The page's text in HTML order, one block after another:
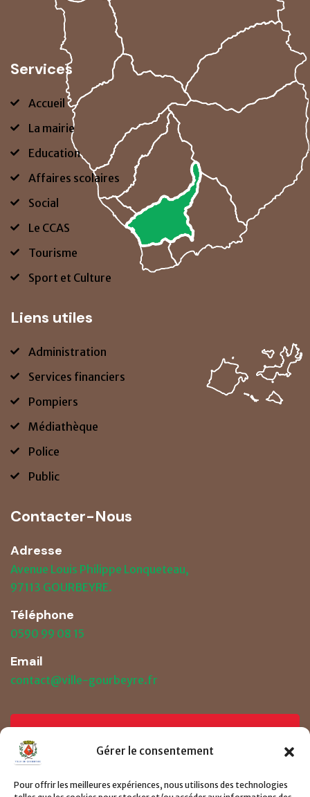
Gérer le consentement
Pour offrir les meilleures expériences, nous utilisons des technologies
Services
Accueil
La mairie
Education
Affaires scolaires
Social
Le CCAS
Tourisme
Sport et Culture
Liens utiles
Administration
Services financiers
Pompiers
Médiathèque
Police
Public
Contacter-Nous
Adresse
Avenue Louis Philippe Lonqueteau,
97113 GOURBEYRE.
Téléphone
0590 99 08 15
Email
contact@ville-gourbeyre.fr
Prendre un RDV
Consulter le page de demande de RDV ici